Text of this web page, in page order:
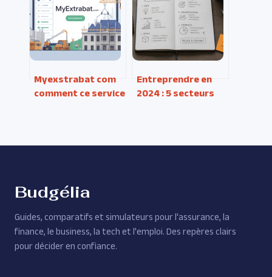
brûler les ailes
Myexstrabat com
comment ce service
Entreprendre en
2024 : 5 secteurs
moins de 1000
Budgélia
Guides, comparatifs et simulateurs pour l'assurance, la
finance, le business, la tech et l'emploi. Des repères clairs
pour décider en confiance.